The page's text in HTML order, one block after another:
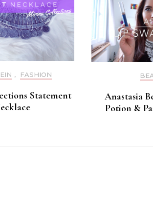
, FASHION
Statement
Anastasia
Potion &